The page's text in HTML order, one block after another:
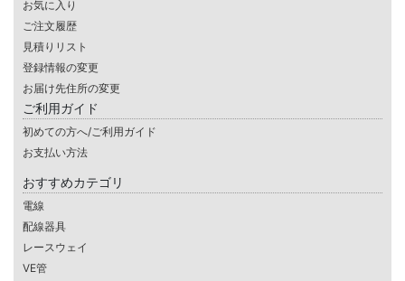
お気に入り
ご注文履歴
見積りリスト
登録情報の変更
お届け先住所の変更
ご利用ガイド
初めての方へ/ご利用ガイド
お支払い方法
おすすめカテゴリ
電線
配線器具
レースウェイ
VE管